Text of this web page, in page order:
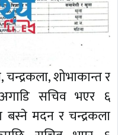
शोभाकान्त र
सचिव भएर ६
बस्ने मदन र चन्द्रकला